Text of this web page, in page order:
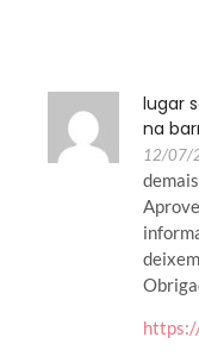
lugar
na
12/07/